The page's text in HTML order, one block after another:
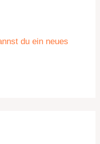
du ein neues